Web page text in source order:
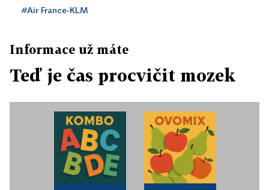
#Air France-KLM
Informace už máte
Teď je čas procvičit mozek